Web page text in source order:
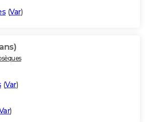
(Var)
(Var)
)